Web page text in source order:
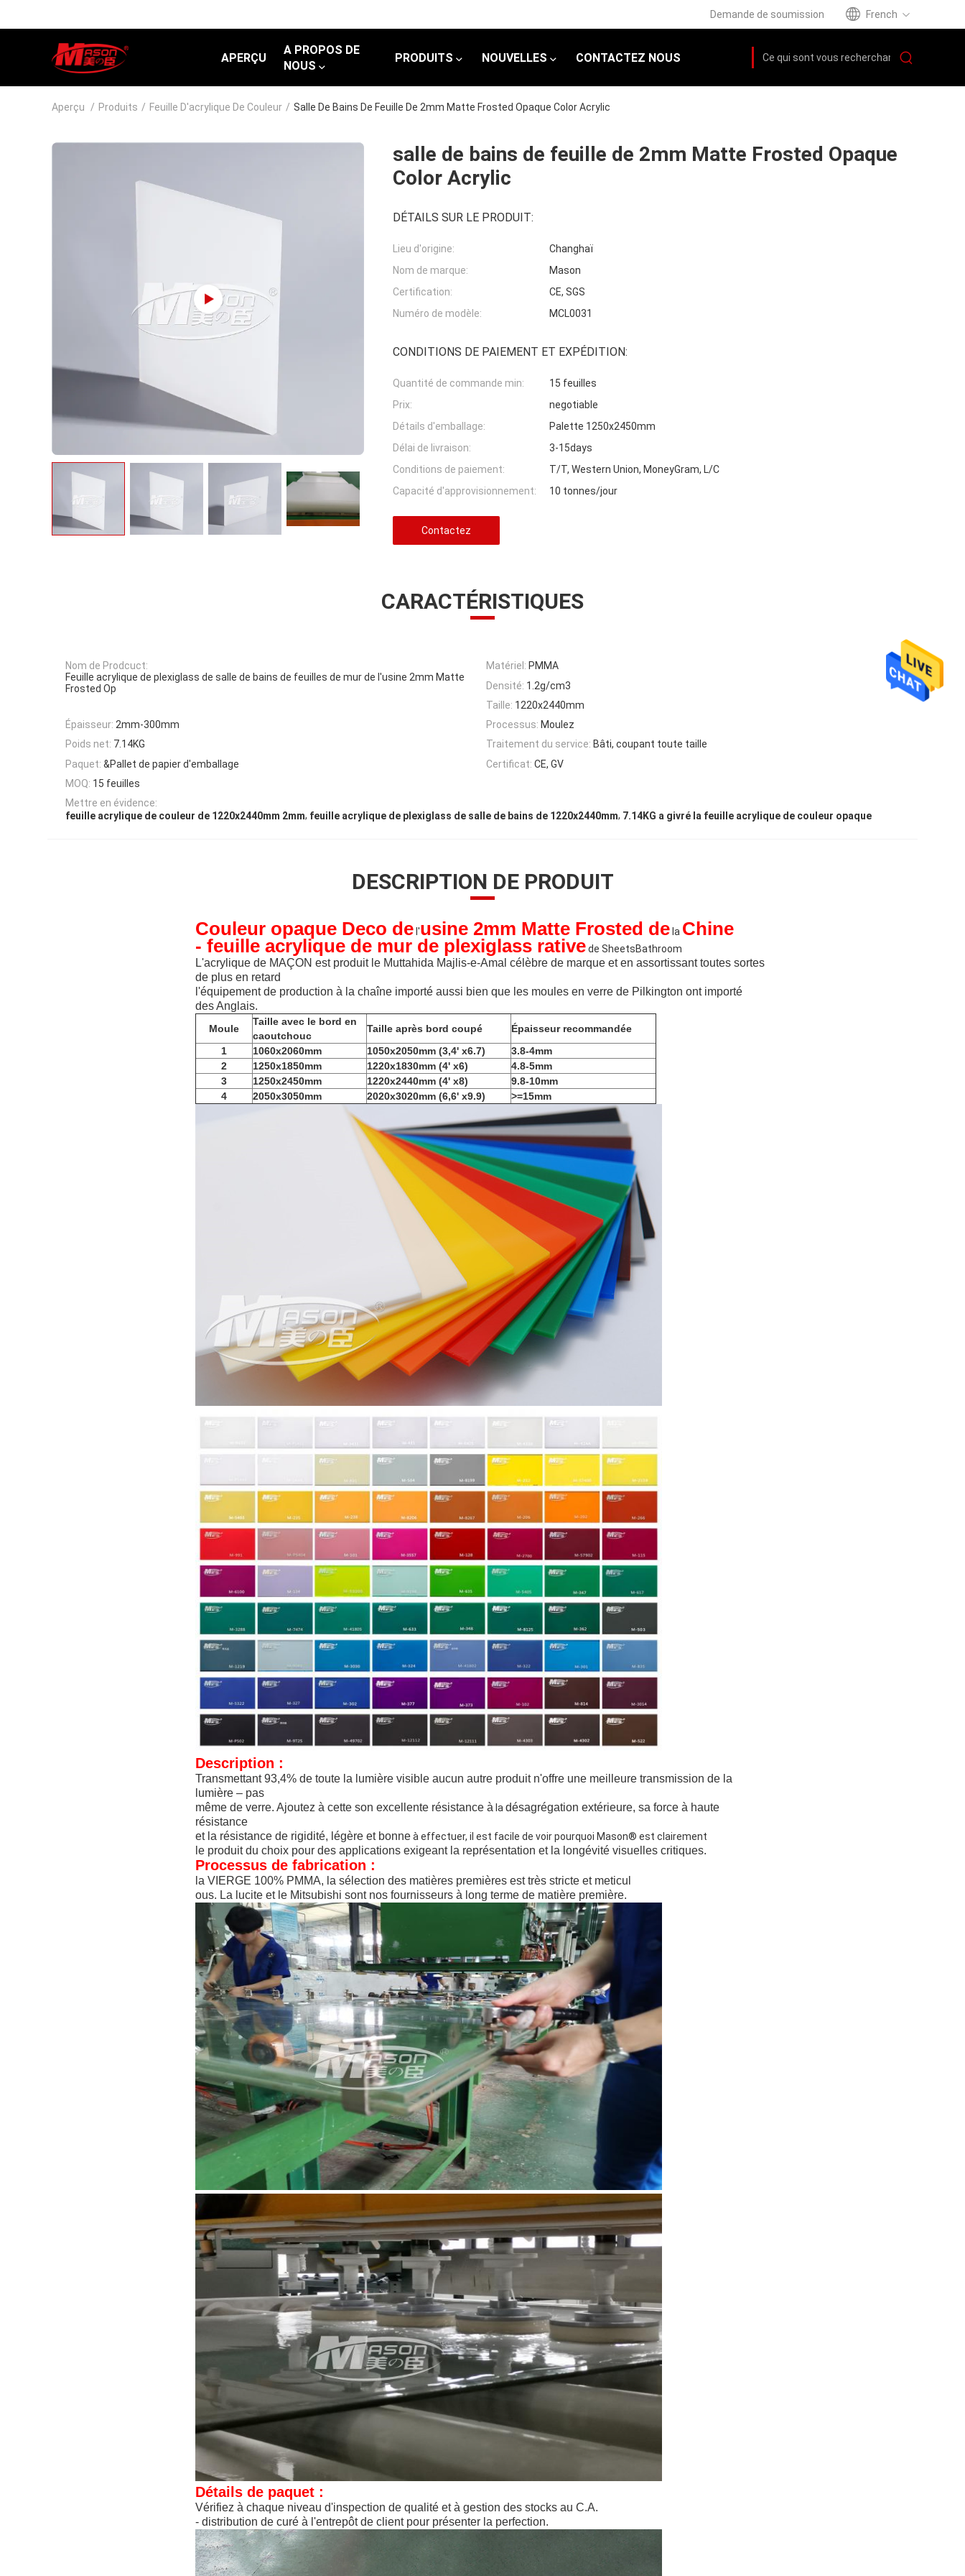
Demande de soumission French
APERÇU
A PROPOS DE
NOUS
PRODUITS NOUVELLES CONTACTEZ NOUS
Aperçu / Produits / Feuille D'acrylique De Couleur / Salle De Bains De Feuille De 2mm Matte Frosted Opaque Color Acrylic
salle de bains de feuille de 2mm Matte Frosted Opaque
Color Acrylic
DÉTAILS SUR LE PRODUIT:
Lieu d'origine:
Changhaï
Nom de marque:
Mason
Certification:
CE, SGS
Numéro de modèle:
MCL0031
CONDITIONS DE PAIEMENT ET EXPÉDITION:
Quantité de commande min:
15 feuilles
Prix:
negotiable
Détails d'emballage:
Palette 1250x2450mm
Délai de livraison:
3-15days
Conditions de paiement:
T/T, Western Union, MoneyGram, L/C
Capacité d'approvisionnement:
10 tonnes/jour
Contactez
CARACTÉRISTIQUES
Nom de Prodcuct:
Feuille acrylique de plexiglass de salle de bains de feuilles de mur de l'usine 2mm Matte
Frosted Op
Matériel: PMMA
Densité: 1.2g/cm3
Taille: 1220x2440mm
Épaisseur: 2mm-300mm Processus: Moulez
Poids net: 7.14KG Traitement du service: Bâti, coupant toute taille
Paquet: &Pallet de papier d'emballage Certificat: CE, GV
MOQ: 15 feuilles
Mettre en évidence:
feuille acrylique de couleur de 1220x2440mm 2mm, feuille acrylique de plexiglass de salle de bains de 1220x2440mm, 7.14KG a givré la feuille acrylique de couleur opaque
DESCRIPTION DE PRODUIT
Couleur opaque Deco de l'usine 2mm Matte Frosted de la Chine
- feuille acrylique de mur de plexiglass rativede SheetsBathroom
L'acrylique de MAÇON est produit le Muttahida Majlis-e-Amal célèbre de marque et en assortissant toutes sortes
de plus en retard
l'équipement de production à la chaîne importé aussi bien que les moules en verre de Pilkington ont importé
des Anglais.
Moule
Taille avec le bord en
caoutchouc
Taille après bord coupé
Épaisseur recommandée
1
1060x2060mm 1050x2050mm (3,4' x6.7)
3.8-4mm
2
1250x1850mm 1220x1830mm (4' x6)
4.8-5mm
3
1250x2450mm 1220x2440mm (4' x8)
9.8-10mm
4
2050x3050mm 2020x3020mm (6,6' x9.9) >=15mm
Description :
Transmettant 93,4% de toute la lumière visible aucun autre produit n'offre une meilleure transmission de la
lumière – pas
même de verre. Ajoutez à cette son excellente résistance à ladésagrégation extérieure, sa force à haute
résistance
et la résistance de rigidité, légère et bonneà effectuer, il est facile de voir pourquoi Mason® est clairement
le produit du choix pour des applications exigeant la représentation et la longévité visuelles critiques.
Processus de fabrication :
la VIERGE 100% PMMA, la sélection des matières premières est très stricte et meticul
ous. La lucite et le Mitsubishi sont nos fournisseurs à long terme de matière première.
Détails de paquet :
Vérifiez à chaque niveau d'inspection de qualité et à gestion des stocks au C.A.
- distribution de curé à l'entrepôt de client pour présenter la perfection.